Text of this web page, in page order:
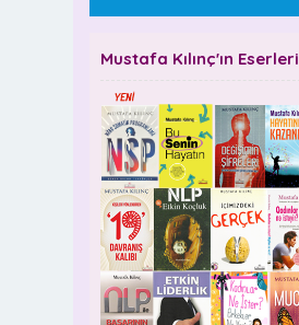
Mustafa Kılınç'ın Eserleri